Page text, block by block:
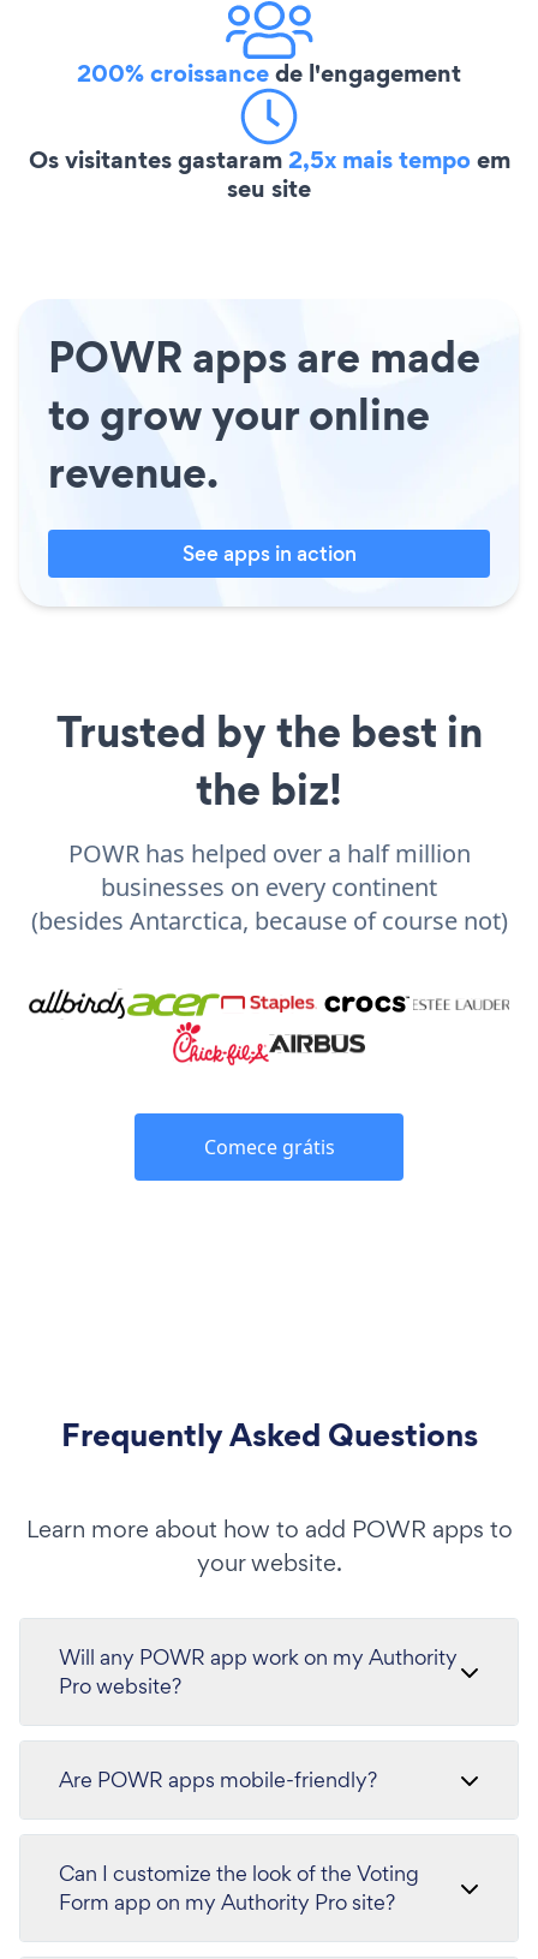
200% croissancede l'engagement
Os visitantes gastaram2,5x mais tempoem
seu site
POWR apps are made
to grow your online
revenue.
See apps in action
Trusted by the best in
the biz!
POWR has helped over a half million
businesses on every continent
(besides Antarctica, because of course not)
Comece grátis
Frequently Asked Questions
Learn more about how to add POWR apps to
your website.
Will any POWR app work on my Authority
Pro website?
Are POWR apps mobile-friendly?
Can I customize the look of the Voting
Form app on my Authority Pro site?